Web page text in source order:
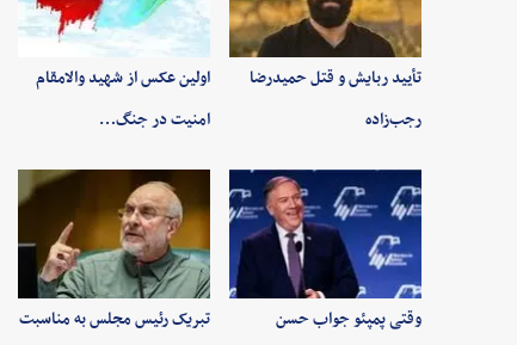
تأیید ربایش و قتل حمیدرضا
رجب‌زاده
اولین عکس از شهید والامقام
امنیت در جنگ…
وقتی پمپئو جواب حسن
تبریک رئیس مجلس به مناسبت